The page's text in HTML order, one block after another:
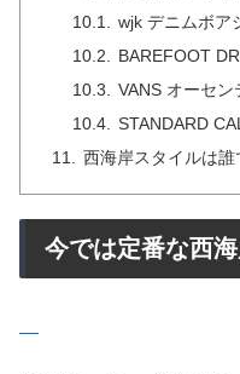
wjk デニムボア
BAREFOOT
VANS オーセ
STANDARD
西海岸スタイルは誰
今では定番な西